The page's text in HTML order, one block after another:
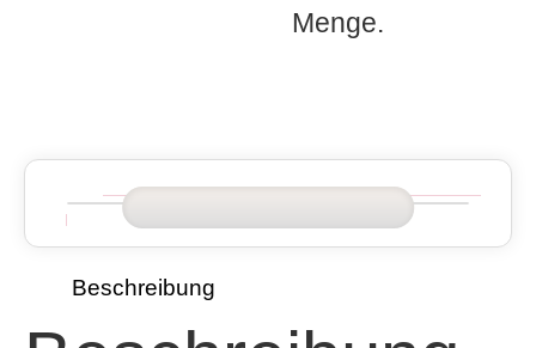
Menge.
Beschreibung